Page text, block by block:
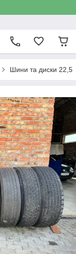
Шини та диски 22,5